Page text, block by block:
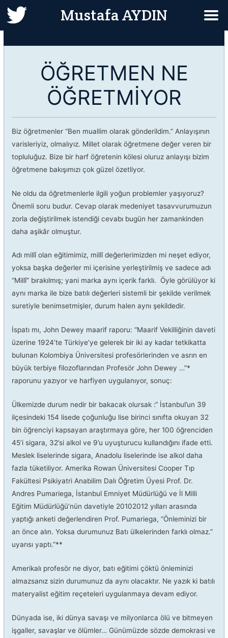
ÖĞRETMEN NE
ÖĞRETMİYOR
Biz öğretmenler “Ben muallim olarak gönderildim.” Anlayışının
varisleriyiz, olmalıyız. Millet olarak öğretmene değer veren bir
topluluğuz. Bize bir harf öğretenin kölesi oluruz anlayışı bizim
öğretmene bakışımızı çok güzel özetliyor.
Ne oldu da öğretmenlerle ilgili yoğun problemler yaşıyoruz?
Önemli soru budur. Cevap olarak medeniyet tasavvurumuzun
zorla değiştirilmek istendiği cevabı bugün her zamankinden
daha aşikâr olmuştur.
Adı millî olan eğitimimiz, millî değerlerimizden mi neşet ediyor,
yoksa başka değerler mi içerisine yerleştirilmiş ve sadece adı
“Millî” bırakılmış; yani marka aynı içerik farklı. Öyle görülüyor ki
aynı marka ile bize batılı değerleri sistemli bir şekilde verilmek
suretiyle benimsetmişler, durum halen aynı şekildedir.
İspatı mı, John Dewey maarif raporu: “Maarif Vekilliğinin daveti
üzerine 1924’te Türkiye’ye gelerek bir iki ay kadar tetkikatta
bulunan Kolombiya Üniversitesi profesörlerinden ve asrın en
büyük terbiye filozoflarından Profesör John Dewey …”*
raporunu yazıyor ve harfiyen uygulanıyor, sonuç:
Ülkemizde durum nedir bir bakacak olursak :“ İstanbul’un 39
ilçesindeki 154 lisede çoğunluğu lise birinci sınıfta okuyan 32
bin öğrenciyi kapsayan araştırmaya göre, her 100 öğrenciden
45’i sigara, 32’si alkol ve 9’u uyuşturucu kullandığını ifade etti.
Meslek liselerinde sigara, Anadolu liselerinde ise alkol daha
fazla tüketiliyor. Amerika Rowan Üniversitesi Cooper Tıp
Fakültesi Psikiyatri Anabilim Dalı Öğretim Üyesi Prof. Dr.
Andres Pumariega, İstanbul Emniyet Müdürlüğü ve İl Milli
Eğitim Müdürlüğü’nün davetiyle 20102012 yılları arasında
yaptığı anketi değerlendiren Prof. Pumariega, “Önleminizi bir
an önce alın. Yoksa durumunuz Batı ülkelerinden farklı olmaz.”
uyarısı yaptı.”**
Amerikalı profesör ne diyor, batı eğitimi çöktü önleminizi
almazsanız sizin durumunuz da aynı olacaktır. Ne yazık ki batılı
materyalist eğitim reçeteleri uygulanmaya devam ediyor.
Dünyada ise, iki dünya savaşı ve milyonlarca ölü ve bitmeyen
işgaller, savaşlar ve ölümler… Günümüzde sözde demokrasi ve
Mustafa AYDIN